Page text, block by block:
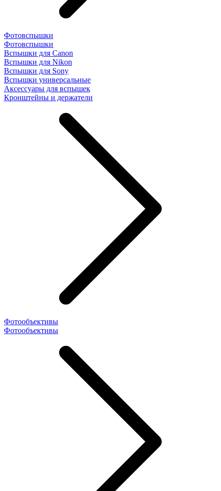
Фотовспышки
Фотовспышки
Вспышки для Canon
Вспышки для Nikon
Вспышки для Sony
Вспышки универсальные
Аксесcуары для вспышек
Кронштейны и держатели
Фотообъективы
Фотообъективы